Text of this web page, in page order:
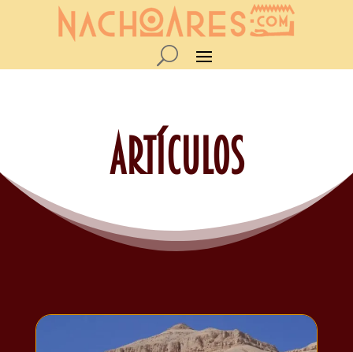
Artículos